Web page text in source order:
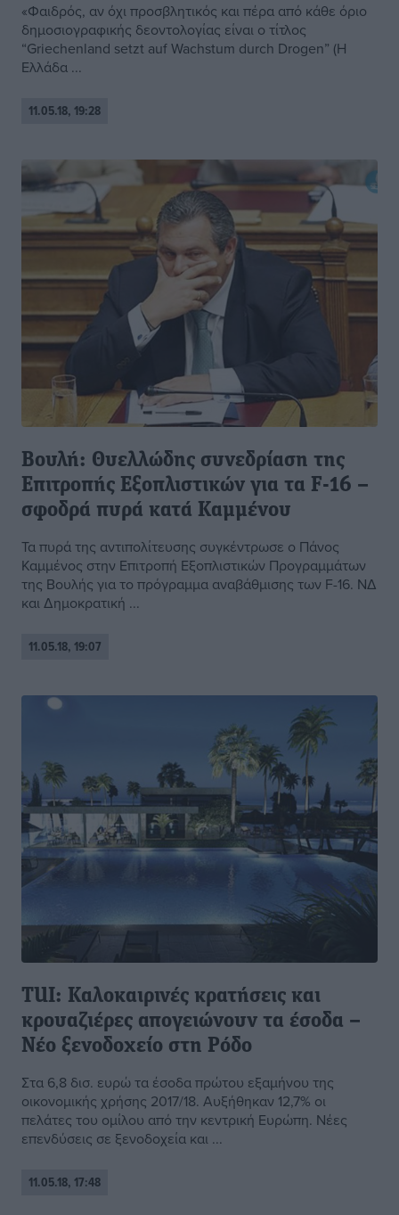
«Φαιδρός, αν όχι προσβλητικός και πέρα από κάθε όριο
δημοσιογραφικής δεοντολογίας είναι ο τίτλος
“Griechenland setzt auf Wachstum durch Drogen” (Η
Ελλάδα ...
11.05.18, 19:28
Βουλή: Θυελλώδης συνεδρίαση της
Επιτροπής Εξοπλιστικών για τα F-16 –
σφοδρά πυρά κατά Καμμένου
Τα πυρά της αντιπολίτευσης συγκέντρωσε ο Πάνος
Καμμένος στην Επιτροπή Εξοπλιστικών Προγραμμάτων
της Βουλής για το πρόγραμμα αναβάθμισης των F-16. ΝΔ
και Δημοκρατική ...
11.05.18, 19:07
TUI: Καλοκαιρινές κρατήσεις και
κρουαζιέρες απογειώνουν τα έσοδα –
Νέο ξενοδοχείο στη Ρόδο
Στα 6,8 δισ. ευρώ τα έσοδα πρώτου εξαμήνου της
οικονομικής χρήσης 2017/18. Αυξήθηκαν 12,7% οι
πελάτες του ομίλου από την κεντρική Ευρώπη. Νέες
επενδύσεις σε ξενοδοχεία και ...
11.05.18, 17:48